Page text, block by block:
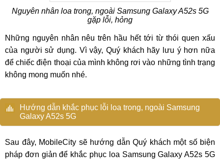
Nguyên nhân loa trong, ngoài Samsung Galaxy A52s 5G
gặp lỗi, hỏng
Những nguyên nhân nêu trên hầu hết tới từ thói quen xấu
của người sử dụng. Vì vậy, Quý khách hãy lưu ý hơn nữa
để chiếc điện thoại của mình không rơi vào những tình trạng
không mong muốn nhé.
Hướng dẫn khắc phục lỗi loa trong, ngoài Samsung
Galaxy A52s 5G
Sau đây, MobileCity sẽ hướng dẫn Quý khách một số biện
pháp đơn giản để khắc phục loa Samsung Galaxy A52s 5G